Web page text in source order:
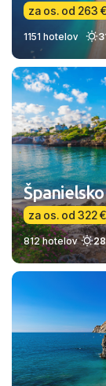
za os. od 263 €
1151 hotelov
Španielsko
za os. od 322 €
812 hotelov